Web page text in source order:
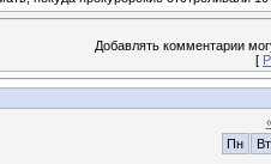
Добавлять комментарии
[
Пн
Вт